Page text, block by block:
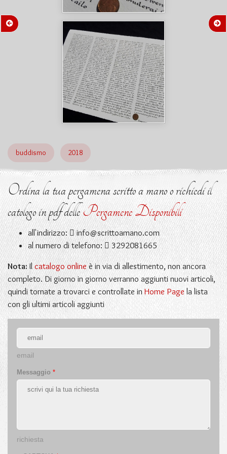
buddismo 2018
Ordina la tua pergamena scritto a mano o richiedi il
catologo in pdf dellePergamene Disponibili
all'indirizzo: info@scrittoamano.com
al numero di telefono:
3292081665
Nota:Il catalogo onlineè in via di allestimento, non ancora
completo. Di giorno in giorno verranno aggiunti nuovi articoli,
quindi tornate a trovarci e controllate in Home Page la lista
con gli ultimi articoli aggiunti
email
Messaggio *
richiesta